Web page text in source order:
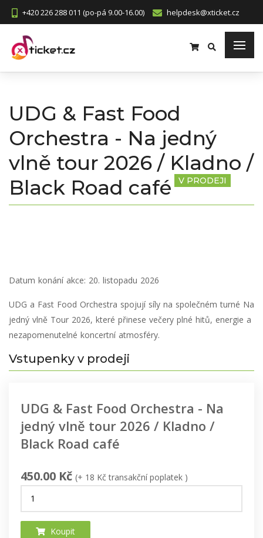
+420 226 288 011 (po-pá 9.00-16.00) helpdesk@xticket.cz
UDG & Fast Food
Orchestra - Na jedný
vlně tour 2026 / Kladno /
Black Road café
V PRODEJI
Datum konání akce: 20. listopadu 2026
UDG a Fast Food Orchestra spojují síly na společném turné Na
jedný vlně Tour 2026, které přinese večery plné hitů, energie a
nezapomenutelné koncertní atmosféry.
Vstupenky v prodeji
UDG & Fast Food Orchestra - Na
jedný vlně tour 2026 / Kladno /
Black Road café
450.00 Kč (+ 18 Kč transakční poplatek )
Koupit